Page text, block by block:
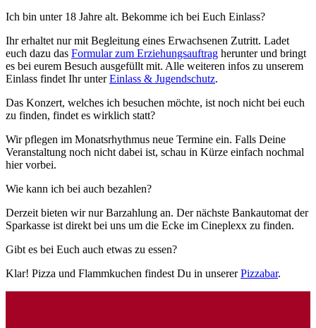
Ich bin unter 18 Jahre alt. Bekomme ich bei Euch Einlass?
Ihr erhaltet nur mit Begleitung eines Erwachsenen Zutritt. Ladet
euch dazu das Formular zum Erziehungsauftrag herunter und bringt
es bei eurem Besuch ausgefüllt mit. Alle weiteren infos zu unserem
Einlass findet Ihr unterEinlass & Jugendschutz.
Das Konzert, welches ich besuchen möchte, ist noch nicht bei euch
zu finden, findet es wirklich statt?
Wir pflegen im Monatsrhythmus neue Termine ein. Falls Deine
Veranstaltung noch nicht dabei ist, schau in Kürze einfach nochmal
hier vorbei.
Wie kann ich bei auch bezahlen?
Derzeit bieten wir nur Barzahlung an. Der nächste Bankautomat der
Sparkasse ist direkt bei uns um die Ecke im Cineplexx zu finden.
Gibt es bei Euch auch etwas zu essen?
Klar! Pizza und Flammkuchen findest Du in unsererPizzabar.